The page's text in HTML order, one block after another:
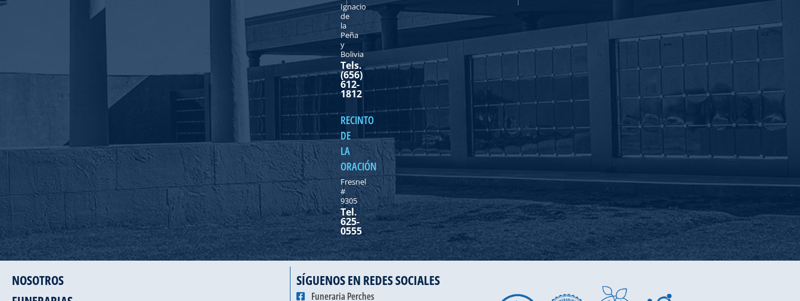
Ignacio
de
la
Peña
y
Bolivia
Tels.
(656)
612-
1812
RECINTO
DE
LA
ORACIÓN
Fresnel
#
9305
Tel.
625-
0555
NOSOTROS
SÍGUENOS EN REDES SOCIALES
Funeraria Perches